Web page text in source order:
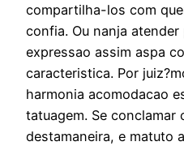
compartilha-los com
confia. Ou nanja
expressao assim aspa
caracteristica. Por
harmonia acomodacao
tatuagem. Se conclamar
destamaneira, e matuto